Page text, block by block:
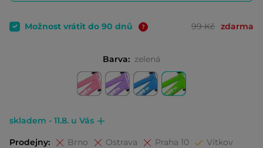
Možnost vrátit do 90 dnů 99 Kč zdarma
Barva: zelená
skladem - 11.8. u Vás
Prodejny: Brno Ostrava Praha 10 Vítkov